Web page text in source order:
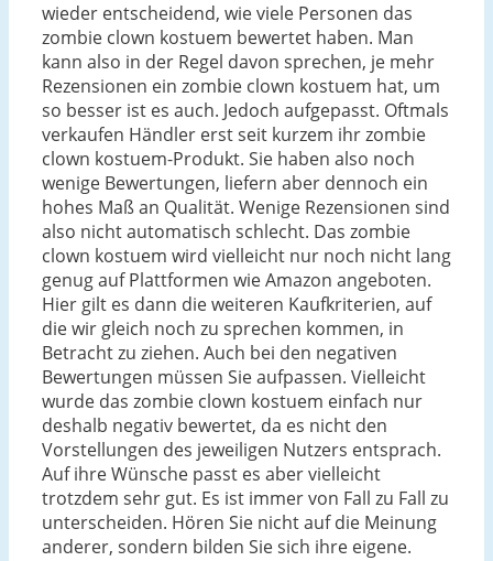
wieder entscheidend, wie viele Personen das
zombie clown kostuem bewertet haben. Man
kann also in der Regel davon sprechen, je mehr
Rezensionen ein zombie clown kostuem hat, um
so besser ist es auch. Jedoch aufgepasst. Oftmals
verkaufen Händler erst seit kurzem ihr zombie
clown kostuem-Produkt. Sie haben also noch
wenige Bewertungen, liefern aber dennoch ein
hohes Maß an Qualität. Wenige Rezensionen sind
also nicht automatisch schlecht. Das zombie
clown kostuem wird vielleicht nur noch nicht lang
genug auf Plattformen wie Amazon angeboten.
Hier gilt es dann die weiteren Kaufkriterien, auf
die wir gleich noch zu sprechen kommen, in
Betracht zu ziehen. Auch bei den negativen
Bewertungen müssen Sie aufpassen. Vielleicht
wurde das zombie clown kostuem einfach nur
deshalb negativ bewertet, da es nicht den
Vorstellungen des jeweiligen Nutzers entsprach.
Auf ihre Wünsche passt es aber vielleicht
trotzdem sehr gut. Es ist immer von Fall zu Fall zu
unterscheiden. Hören Sie nicht auf die Meinung
anderer, sondern bilden Sie sich ihre eigene.